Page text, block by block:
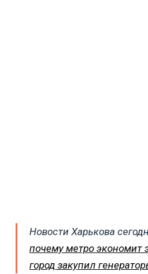
Новости Харькова
почему метро экономит
город закупил